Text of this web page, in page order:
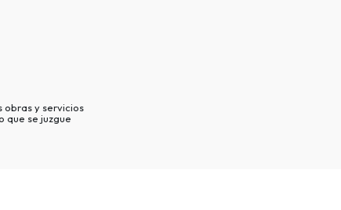
obras y servicios
que se juzgue